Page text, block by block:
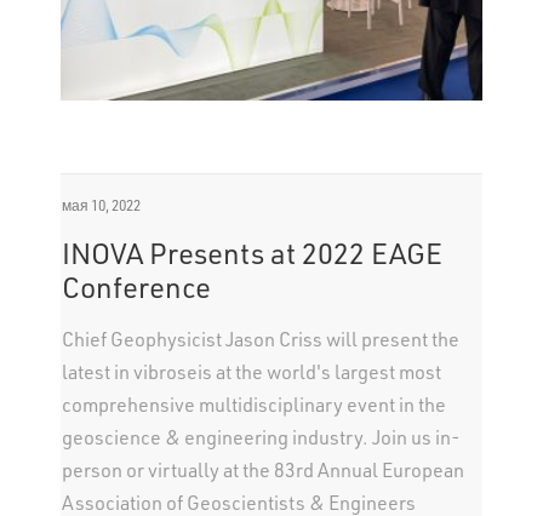
мая 10, 2022
INOVA Presents at 2022 EAGE
Conference
Chief Geophysicist Jason Criss will present the
latest in vibroseis at the world's largest most
comprehensive multidisciplinary event in the
geoscience & engineering industry. Join us in-
person or virtually at the 83rd Annual European
Association of Geoscientists & Engineers